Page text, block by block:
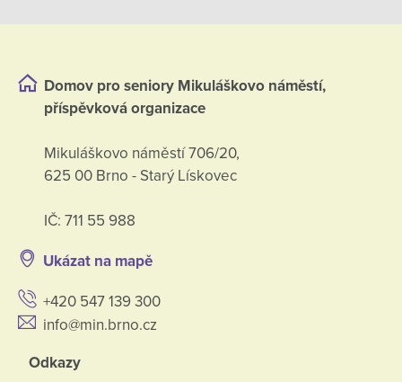
Domov pro seniory Mikuláškovo náměstí,
příspěvková organizace
Mikuláškovo náměstí 706/20,
625 00 Brno - Starý Lískovec
IČ: 711 55 988
Ukázat na mapě
+420 547 139 300
info@min.brno.cz
Odkazy